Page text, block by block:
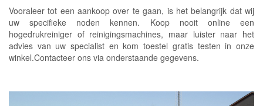
Vooraleer tot een aankoop over te gaan, is het belangrijk dat wij
uw specifieke noden kennen. Koop nooit online een
hogedrukreiniger of reinigingsmachines, maar luister naar het
advies van uw specialist en kom toestel gratis testen in onze
winkel.Contacteer ons via onderstaande gegevens.